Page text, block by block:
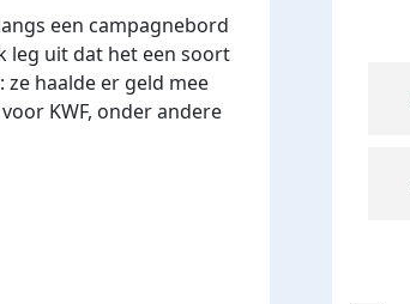
een campagnebord
leg uit dat het een soort
haalde er geld mee
KWF, onder andere